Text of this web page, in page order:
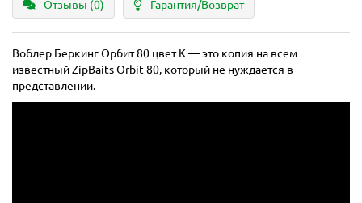
Отзывы (0) Гарантия/Возврат
Воблер Беркинг Орбит 80 цвет K — это копия на всем
известный ZipBaits Orbit 80, который не нуждается в
представлении.